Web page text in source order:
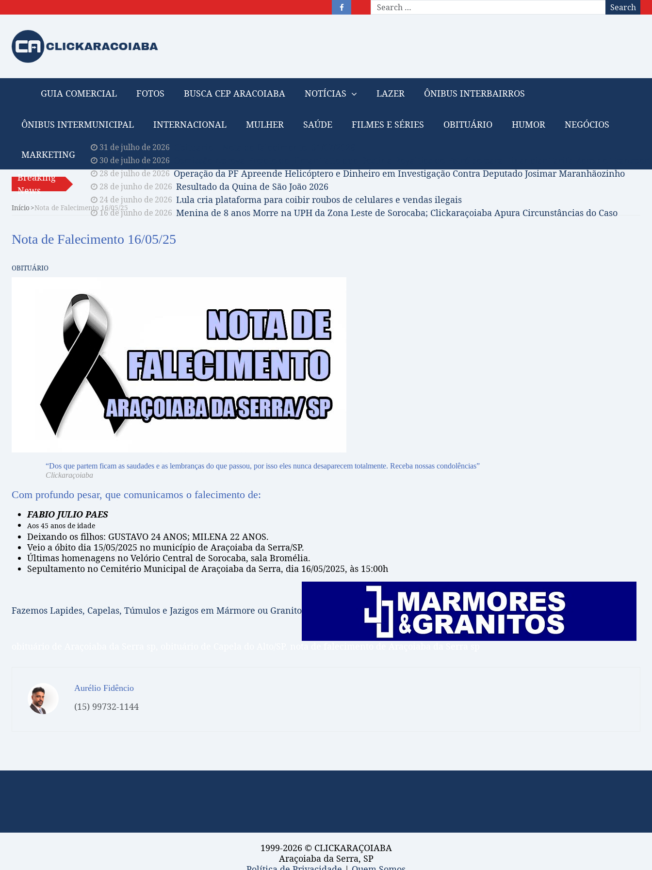
Search
GUIA COMERCIAL FOTOS BUSCA CEP ARACOIABA NOTÍCIAS LAZER ÔNIBUS INTERBAIRROS
ÔNIBUS INTERMUNICIPAL INTERNACIONAL MULHER SAÚDE FILMES E SÉRIES OBITUÁRIO HUMOR NEGÓCIOS
MARKETING
Breaking
News
31 de julho de 2026
30 de julho de 2026
28 de julho de 2026 Operação da PF Apreende Helicóptero e Dinheiro em Investigação Contra Deputado Josimar Maranhãozinho
28 de junho de 2026 Resultado da Quina de São João 2026
24 de junho de 2026 Lula cria plataforma para coibir roubos de celulares e vendas ilegais
16 de junho de 2026 Menina de 8 anos Morre na UPH da Zona Leste de Sorocaba; Clickaraçoiaba Apura Circunstâncias do Caso
Início Nota de Falecimento 16/05/25
Nota de Falecimento 16/05/25
OBITUÁRIO
“Dos que partem ficam as saudades e as lembranças do que passou, por isso eles nunca desaparecem totalmente. Receba nossas condolências”
Clickaraçoiaba
Com profundo pesar, que comunicamos o falecimento de:
FABIO JULIO PAES
Aos 45 anos de idade
Deixando os filhos: GUSTAVO 24 ANOS; MILENA 22 ANOS.
Veio a óbito dia 15/05/2025 no município de Araçoiaba da Serra/SP.
Últimas homenagens no Velório Central de Sorocaba, sala Bromélia.
Sepultamento no Cemitério Municipal de Araçoiaba da Serra, dia 16/05/2025, às 15:00h
Fazemos Lapides, Capelas, Túmulos e Jazigos em Mármore ou Granito
Aurélio Fidêncio
(15) 99732-1144
1999-2026 © CLICKARAÇOIABA
Araçoiaba da Serra, SP